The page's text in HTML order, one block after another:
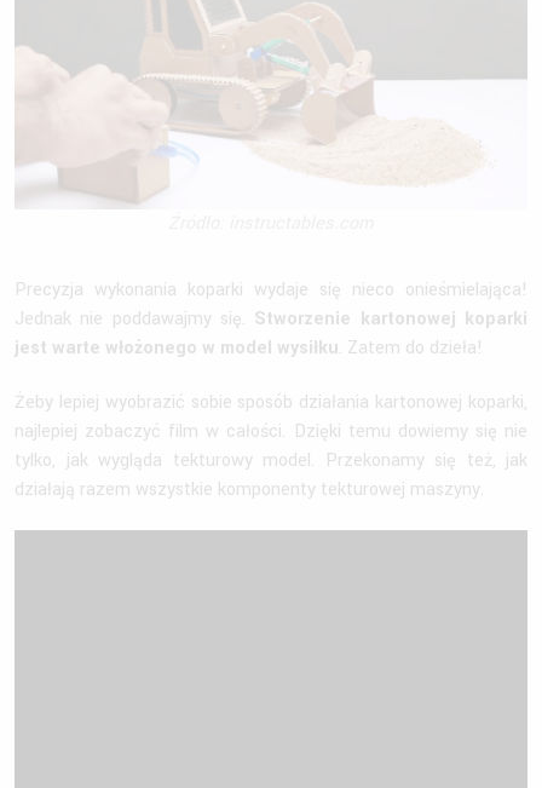
Precyzja wykonania koparki wydaje się nieco onieśmielająca!
Jednak nie poddawajmy się. Stworzenie kartonowej koparki
jest warte włożonego w model wysiłku. Zatem do dzieła!
Żeby lepiej wyobrazić sobie sposób działania kartonowej koparki,
najlepiej zobaczyć film w całości. Dzięki temu dowiemy się nie
tylko, jak wygląda tekturowy model. Przekonamy się też, jak
działają razem wszystkie komponenty tekturowej maszyny.